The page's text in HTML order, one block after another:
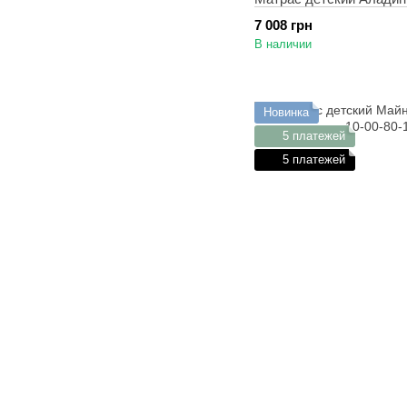
7 008 грн
В наличии
Новинка
5 платежей
5 платежей